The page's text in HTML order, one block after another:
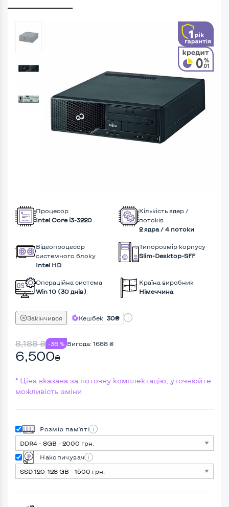
Процесор
Intel Core i3-3220
Кількість ядер /
потоків
2 ядра / 4 потоки
Відеопроцесор
системного блоку
Intel HD
Типорозмір корпусу
Slim-Desktop-SFF
Операційна система
Win 10 (30 днів)
Країна виробник
Німеччина
Закінчився Кешбек 30₴
8,188₴ -36 % Вигода: 1688 ₴
6,500₴
* Ціна вказана за поточну комплектацію, уточнюйте
можливість зміни
Розмір пам'яті
Накопичувач